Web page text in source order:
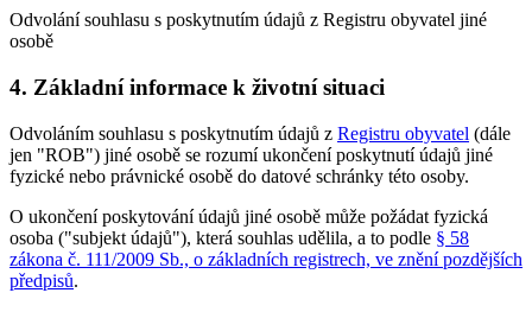
Odvolání souhlasu s poskytnutím údajů z Registru obyvatel jiné
osobě
4. Základní informace k životní situaci
Odvoláním souhlasu s poskytnutím údajů z Registru obyvatel (dále
jen "ROB") jiné osobě se rozumí ukončení poskytnutí údajů jiné
fyzické nebo právnické osobě do datové schránky této osoby.
O ukončení poskytování údajů jiné osobě může požádat fyzická
osoba ("subjekt údajů"), která souhlas udělila, a to podle § 58
zákona č. 111/2009 Sb., o základních registrech, ve znění pozdějších
předpisů.